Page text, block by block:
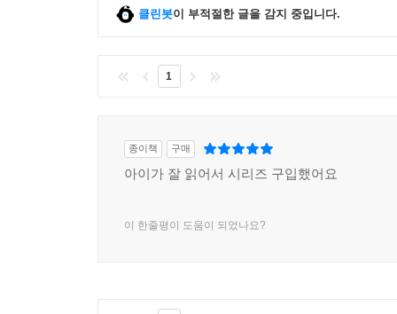
클린봇이 부적절한 글을 감지 중입니다.
1
종이책 구매
아이가 잘 읽어서 시리즈 구입했어요
이 한줄평이 도움이 되었나요?